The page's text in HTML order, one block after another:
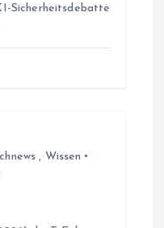
Sicherheitsdebatte
, Wissen